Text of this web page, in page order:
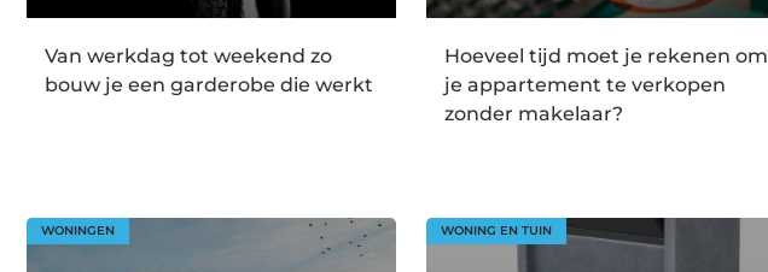
Van werkdag tot weekend zo
bouw je een garderobe die werkt
Hoeveel tijd moet je rekenen om
je appartement te verkopen
zonder makelaar?
WONINGEN WONING EN TUIN